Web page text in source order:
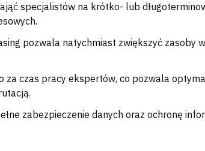
specjalistów na krótko- lub
pozwala natychmiast zwiększyć zasoby
za czas pracy ekspertów, co pozwala
zabezpieczenie danych oraz ochronę